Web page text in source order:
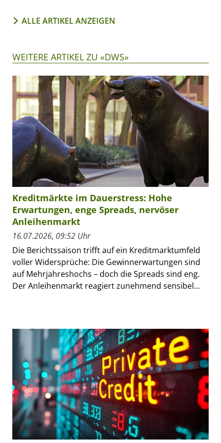
ALLE ARTIKEL ANZEIGEN
WEITERE ARTIKEL ZU «DWS»
Kreditmärkte im Dauerstress: Hohe
Erwartungen, enge Spreads, nervöser
Anleihenmarkt
16.07.2026, 09:52 Uhr
Die Berichtssaison trifft auf ein Kreditmarktumfeld
voller Widersprüche: Die Gewinnerwartungen sind
auf Mehrjahreshochs – doch die Spreads sind eng.
Der Anleihenmarkt reagiert zunehmend sensibel...